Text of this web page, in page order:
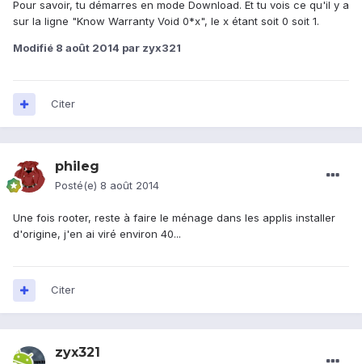
Pour savoir, tu démarres en mode Download. Et tu vois ce qu'il y a
sur la ligne "Know Warranty Void 0*x", le x étant soit 0 soit 1.
Modifié 8 août 2014 par zyx321
Citer
phileg
Posté(e) 8 août 2014
Une fois rooter, reste à faire le ménage dans les applis installer
d'origine, j'en ai viré environ 40...
Citer
zyx321